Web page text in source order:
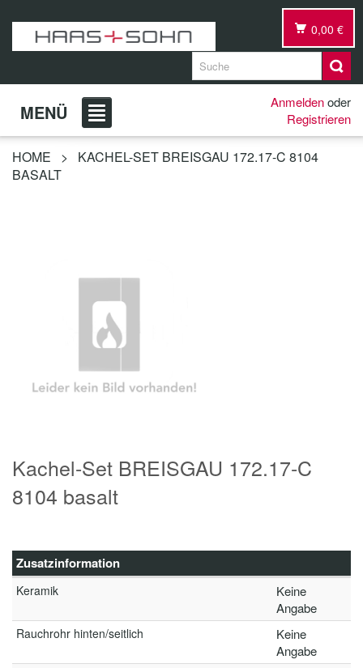
0,00 €
MENÜ Anmeldenoder
Registrieren
HOME >
KACHEL-SET BREISGAU 172.17-C 8104
BASALT
Kachel-Set BREISGAU 172.17-C
8104 basalt
Zusatzinformation
Keramik
Keine
Angabe
Rauchrohr hinten/seitlich
Keine
Angabe